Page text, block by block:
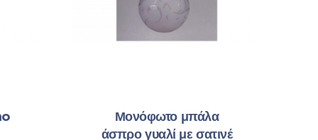
Μονόφωτο μπάλα
άσπρο γυαλί με σατινέ